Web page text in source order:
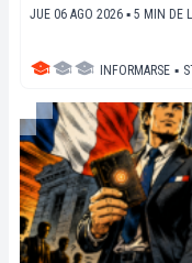
JUE 06 AGO 2026 ▪ 5 MIN DE
INFORMARSE ▪